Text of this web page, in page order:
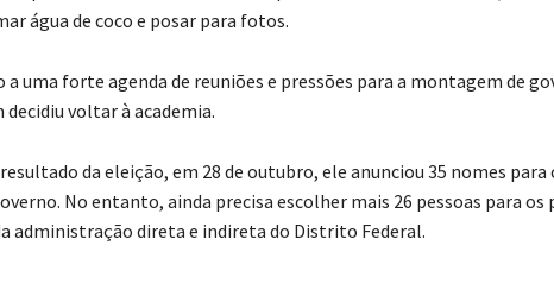
água de coco e posar para fotos.
a uma forte agenda de reuniões e pressões para a montagem de
voltar à academia.
resultado da eleição, em 28 de outubro, ele anunciou 35 nomes para
No entanto, ainda precisa escolher mais 26 pessoas para os
administração direta e indireta do Distrito Federal.